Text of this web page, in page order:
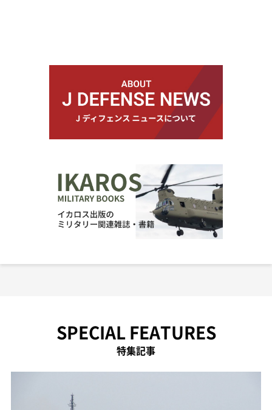
SPECIAL FEATURES
特集記事